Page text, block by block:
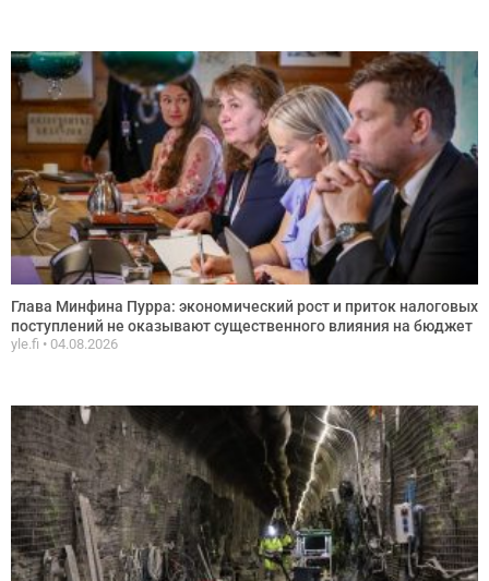
Глава Минфина Пурра: экономический рост и приток налоговых
поступлений не оказывают существенного влияния на бюджет
yle.fi 04.08.2026